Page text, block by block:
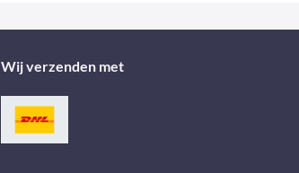
Wij verzenden met